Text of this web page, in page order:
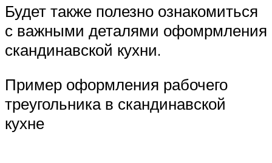
Будет также полезно ознакомиться
с важными деталями офомрмления
скандинавской кухни.
Пример оформления рабочего
треугольника в скандинавской
кухне